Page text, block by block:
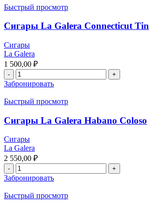
Быстрый просмотр
Сигары La Galera Connecticut
Сигары
La Galera
1 500,00 ₽
Забронировать
Быстрый просмотр
Сигары La Galera Habano Coloso
Сигары
La Galera
2 550,00 ₽
Забронировать
Быстрый просмотр